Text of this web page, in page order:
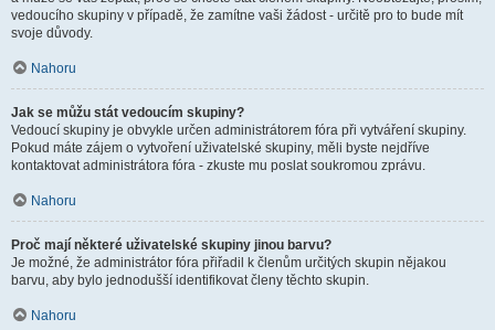
vedoucího skupiny v případě, že zamítne vaši žádost - určitě pro to bude mít
svoje důvody.
Nahoru
Jak se můžu stát vedoucím skupiny?
Vedoucí skupiny je obvykle určen administrátorem fóra při vytváření skupiny.
Pokud máte zájem o vytvoření uživatelské skupiny, měli byste nejdříve
kontaktovat administrátora fóra - zkuste mu poslat soukromou zprávu.
Nahoru
Proč mají některé uživatelské skupiny jinou barvu?
Je možné, že administrátor fóra přiřadil k členům určitých skupin nějakou
barvu, aby bylo jednodušší identifikovat členy těchto skupin.
Nahoru